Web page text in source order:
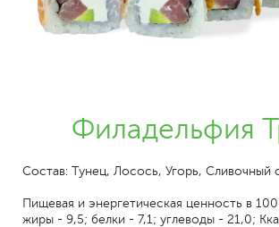
Филадельфия
Состав: Тунец, Лосось, Угорь, Сливочный
Пищевая и энергетическая ценность в 100
жиры - 9,5; белки - 7,1; углеводы - 21,0;